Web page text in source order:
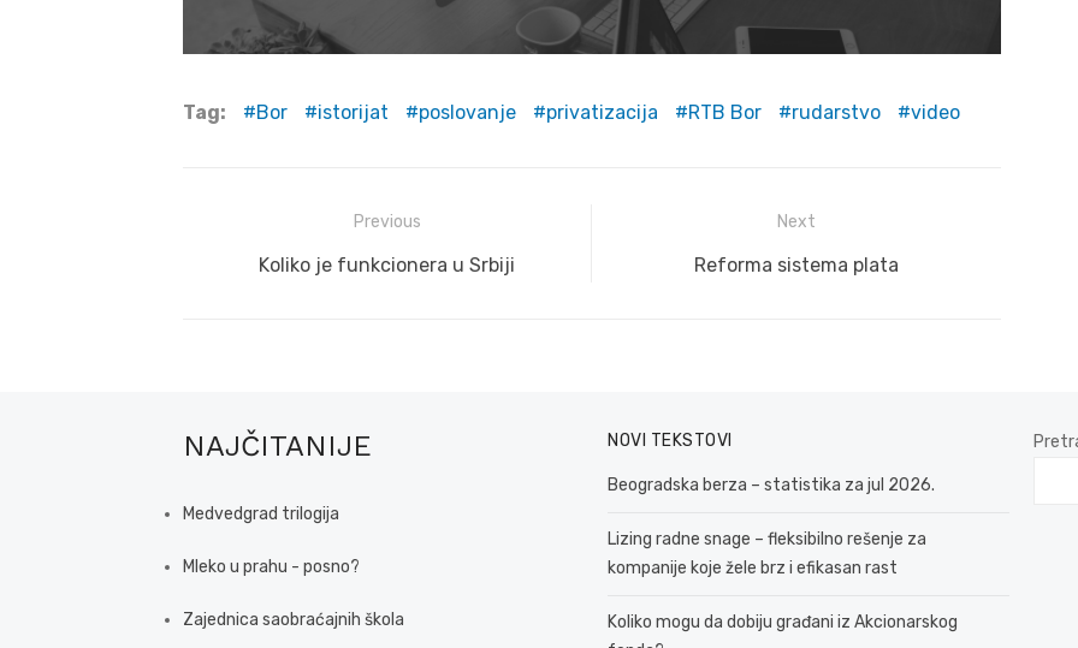
Tag: Bor istorijat poslovanje privatizacija RTB Bor rudarstvo video
navigation
Previous
Previous
Koliko je funkcionera u Srbiji
Next
Next
Reforma sistema plata
NAJČITANIJE
Medvedgrad trilogija
Mleko u prahu - posno?
Zajednica saobraćajnih škola
NOVI TEKSTOVI
Beogradska berza – statistika za jul 2026.
Lizing radne snage – fleksibilno rešenje za
kompanije koje žele brz i efikasan rast
Koliko mogu da dobiju građani iz Akcionarskog